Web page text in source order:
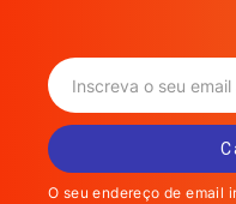
O seu endereço de email